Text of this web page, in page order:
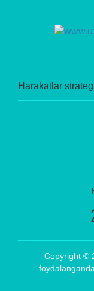
Harakatlar
Copyright ©